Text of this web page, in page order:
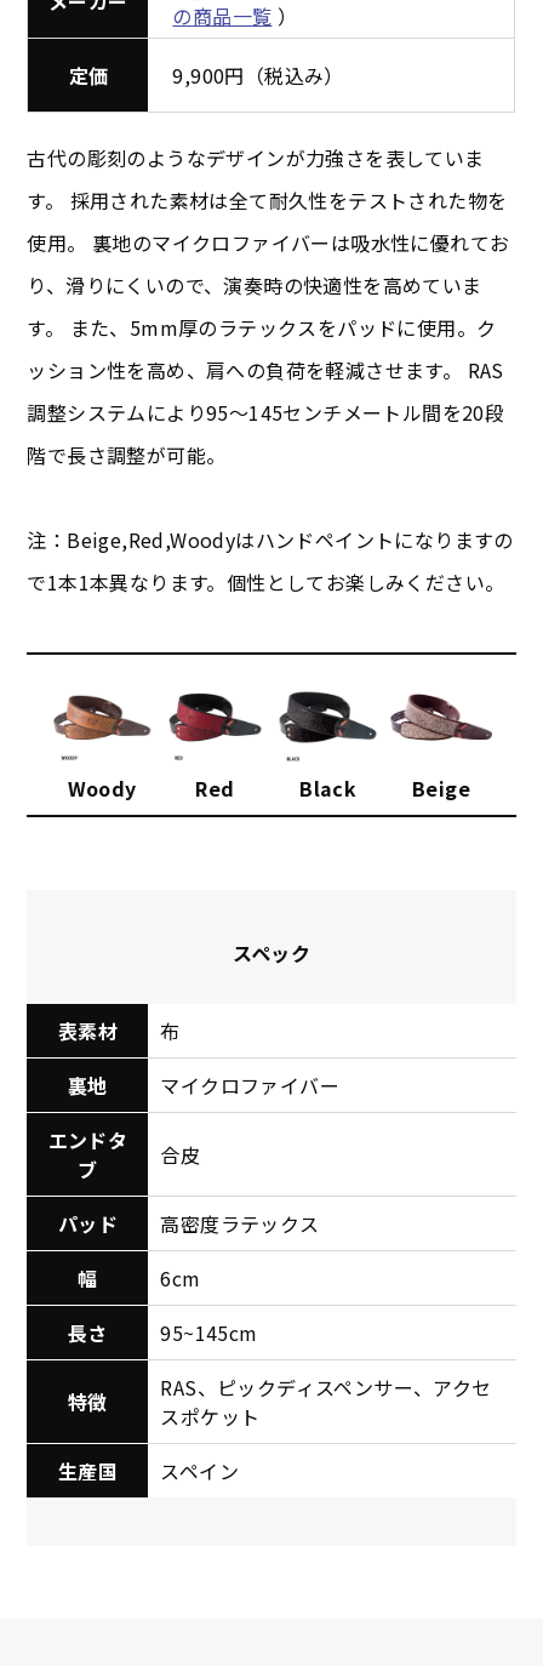
の商品一覧 ）
定価 9,900円（税込み）
古代の彫刻のようなデザインが力強さを表していま
す。 採用された素材は全て耐久性をテストされた物を
使用。 裏地のマイクロファイバーは吸水性に優れてお
り、滑りにくいので、演奏時の快適性を高めていま
す。 また、5mm厚のラテックスをパッドに使用。ク
ッション性を高め、肩への負荷を軽減させます。 RAS
調整システムにより95～145センチメートル間を20段
階で長さ調整が可能。
注：Beige,Red,Woodyはハンドペイントになりますの
で1本1本異なります。個性としてお楽しみください。
Woody Red Black Beige
スペック
表素材
布
裏地
マイクロファイバー
エンドタ
ブ
合皮
パッド
高密度ラテックス
幅
6cm
長さ
95~145cm
特徴
RAS、ピックディスペンサー、アクセ
スポケット
生産国
スペイン